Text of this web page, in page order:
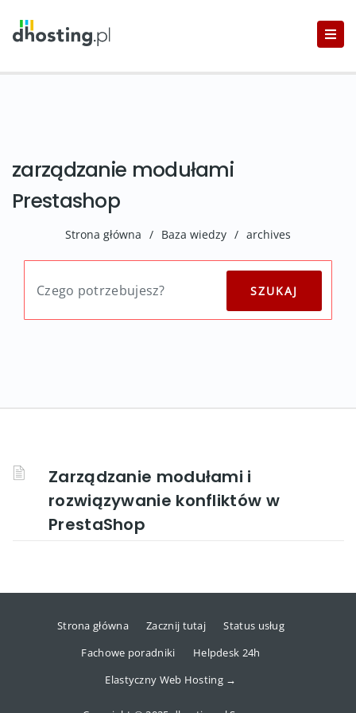
zarządzanie modułami
Prestashop
Strona główna / Baza wiedzy / archives
Zarządzanie modułami i
rozwiązywanie konfliktów w
PrestaShop
Strona główna Zacznij tutaj
Status usług
Fachowe poradniki
Helpdesk 24h
Elastyczny Web Hosting →